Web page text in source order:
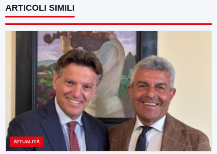
ARTICOLI SIMILI
ATTUALITÀ